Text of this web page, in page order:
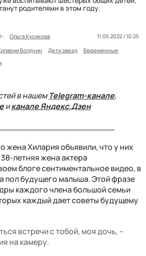
родителями в этом году.
Ольга Кусикова
11.05.2022 / 10:25
Болдуин Дети звезд
Беременные
в нашемTelegram-канале,
иканале Яндекс.Дзен
жена Хилария объявили, что у них
летняя жена актера
блоге сентиментальное видео, в
пол будущего малыша. Этой фразе
каждого члена большой семьи
каждый дает советы будущему
встречи с тобой, моя дочь, –
на камеру.